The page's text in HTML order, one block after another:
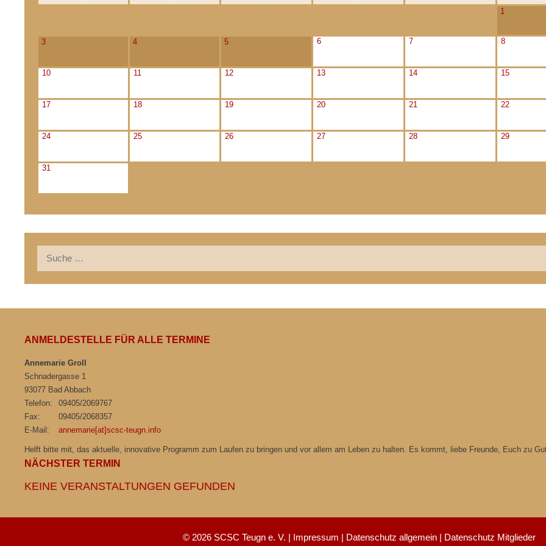
1
3 4 5 6 7 8
10 11 12 13 14 15
17 18 19 20 21 22
24 25 26 27 28 29
31
nach:
ANMELDESTELLE FÜR ALLE TERMINE
Annemarie Groll
Schnadergasse 1
93077 Bad Abbach
Telefon:
09405/2069767
Fax:
09405/2068357
E-Mail:
annemarie[at]scsc-teugn.info
Helft bitte mit, das aktuelle, innovative Programm zum Laufen zu bringen und vor allem am Leben zu halten. Es kommt, liebe Freunde, Euch zu
NÄCHSTER TERMIN
KEINE VERANSTALTUNGEN GEFUNDEN
© 2026 SCSC Teugn e. V. | Impressum | Datenschutz allgemein| Datenschutz Mitglieder